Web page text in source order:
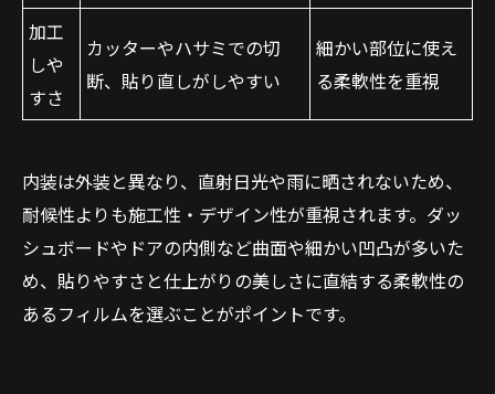
加工
しや
すさ
カッターやハサミでの切
断、貼り直しがしやすい
細かい部位に使え
る柔軟性を重視
内装は外装と異なり、直射日光や雨に晒されないため、
耐候性よりも施工性・デザイン性が重視されます。ダッ
シュボードやドアの内側など曲面や細かい凹凸が多いた
め、貼りやすさと仕上がりの美しさに直結する柔軟性の
あるフィルムを選ぶことがポイントです。